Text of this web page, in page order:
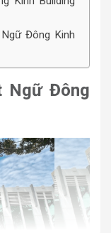
Đông Kinh
Ngữ Đông